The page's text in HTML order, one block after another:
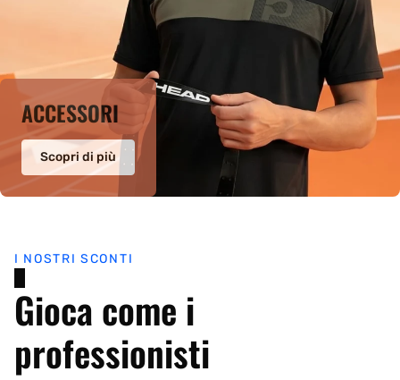
ACCESSORI
Scopri di più
I NOSTRI SCONTI
Gioca come i
professionisti